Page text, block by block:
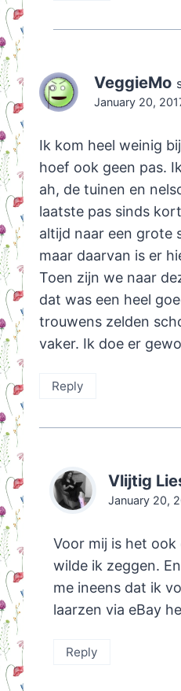
VeggieMo
January 20,
Ik kom heel weinig
hoef ook geen pas.
ah, de tuinen en
laatste pas sinds
altijd naar een grote
maar daarvan is er
Toen zijn we naar
dat was een heel
trouwens zelden
vaker. Ik doe er
Reply
Vlijtig
January 20,
Voor mij is het ook
wilde ik zeggen.
me ineens dat ik
laarzen via eBay
Reply